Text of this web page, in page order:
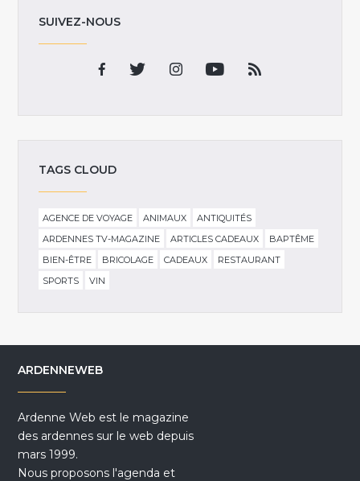
SUIVEZ-NOUS
TAGS CLOUD
AGENCE DE VOYAGE ANIMAUX
ANTIQUITÉS
ARDENNES TV-MAGAZINE
ARTICLES CADEAUX
BAPTÊME
BIEN-ÊTRE
BRICOLAGE CADEAUX
RESTAURANT
SPORTS
VIN
ARDENNEWEB
Ardenne Web est le magazine
des ardennes sur le web depuis
mars 1999.
Nous proposons l'agenda et